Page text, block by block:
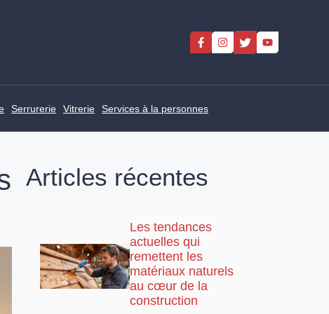
Serrurerie Vitrerie Services à la personnes
Articles récentes
Les tendances
actuelles qui
remettent les
matériaux naturels
au cœur de la
construction